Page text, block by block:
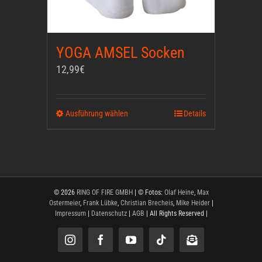
YOGA AMSEL Socken
12,99€
Ausführung wählen
Varianten
auf.
Die
Optionen
können
Details
© 2026 RING OF FIRE GMBH | © Fotos: Olaf Heine, Max
Ostermeier, Frank Lübke, Christian Brecheis, Mike Heider|
Impressum| Datenschutz| AGB | All Rights Reserved |
InstagramFacebookYouTubeTiktok Newsletter